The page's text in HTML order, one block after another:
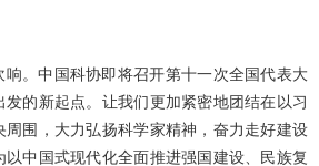
响。中国科协即将召开第十一次全国代表大
的新起点。让我们更加紧密地团结在以习
周围，大力弘扬科学家精神，奋力走好建设
中国式现代化全面推进强国建设、民族复